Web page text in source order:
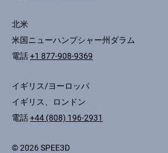
北米
米国ニューハンプシャー州ダラム
電話+1 877-908-9369
イギリス/ヨーロッパ
イギリス、ロンドン
電話+44 (808) 196-2931
© 2026 SPEE3D